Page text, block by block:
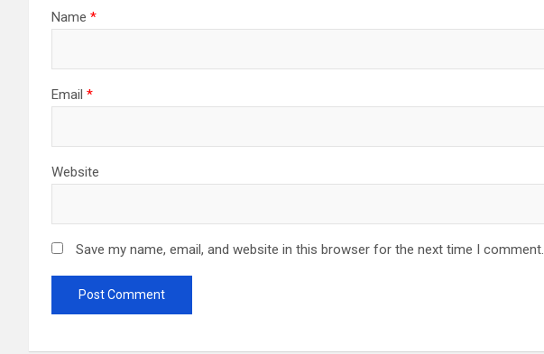
Name *
Email *
Website
Save my name, email, and website in this browser for the next time I comment.